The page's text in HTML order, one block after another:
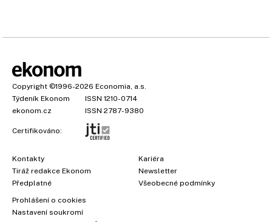
Copyright ©1996-2026 Economia, a.s.
Týdeník Ekonom
ISSN 1210-0714
ekonom.cz
ISSN 2787-9380
Certifikováno:
Kontakty
Tiráž redakce Ekonom
Předplatné
Kariéra
Newsletter
Všeobecné podmínky
Prohlášení o cookies
Nastavení soukromí